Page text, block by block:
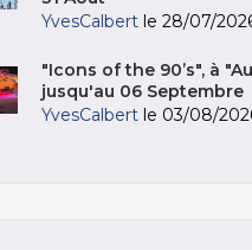
YvesCalbert le 28/07/
"Icons of the 90’s", à
jusqu'au 06 Septembre
YvesCalbert le 03/08/